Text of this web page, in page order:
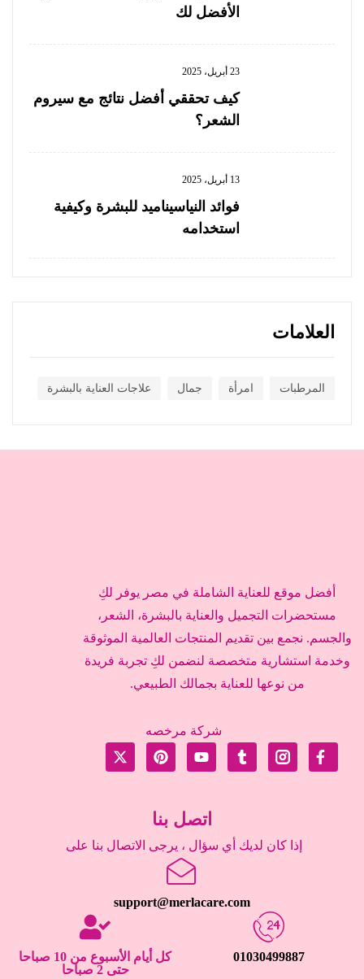
الأفضل لك
23 أبريل، 2025
كيف تحققي أفضل نتائج مع سيروم
الشعر؟
13 أبريل، 2025
فوائد النياسيناميد للبشرة وكيفية
استخدامه
العلامات
المرطبات امرأة جمال علاجات العناية بالبشرة
أفضل موقع للعناية الشاملة في مصر يوفر لكِ
مستحضرات التجميل والعناية بالبشرة، الشعر،
والجسم. نجمع بين تقديم المنتجات العالمية الموثوقة
وخدمة استشارية متخصصة لنضمن لكِ تجربة فريدة
من نوعها للعناية بجمالك الطبيعي.
شركة مرخصه
اتصل بنا
إذا كان لديك أي سؤال ، يرجى الاتصال بنا على
support@merlacare.com
01030499887
كل أيام الأسبوع من 10 صباحا
حتى 2 صباحا